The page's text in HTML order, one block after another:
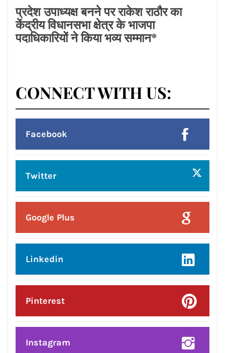
ਭਾਰਤ ਪਹੁੰਚਿਆ
Posted On:8 Aug 2026
लायंस क्लब जालंधर’ ने लायंस भवन में मनाया
भव्य तीज महोत्सव*
Posted On:8 Aug 2026
प्रदेश उपाध्यक्ष बनने पर राकेश राठौर का
केंद्रीय विधानसभा क्षेत्र के भाजपा
पदाधिकारियों ने किया भव्य सम्मान*